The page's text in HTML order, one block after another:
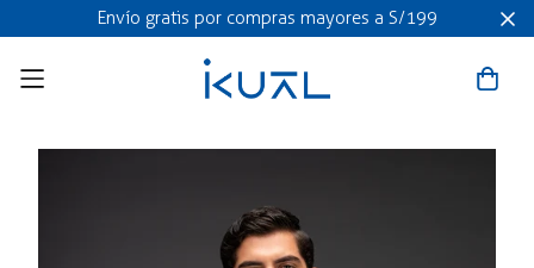
Envío gratis por compras mayores a S/199